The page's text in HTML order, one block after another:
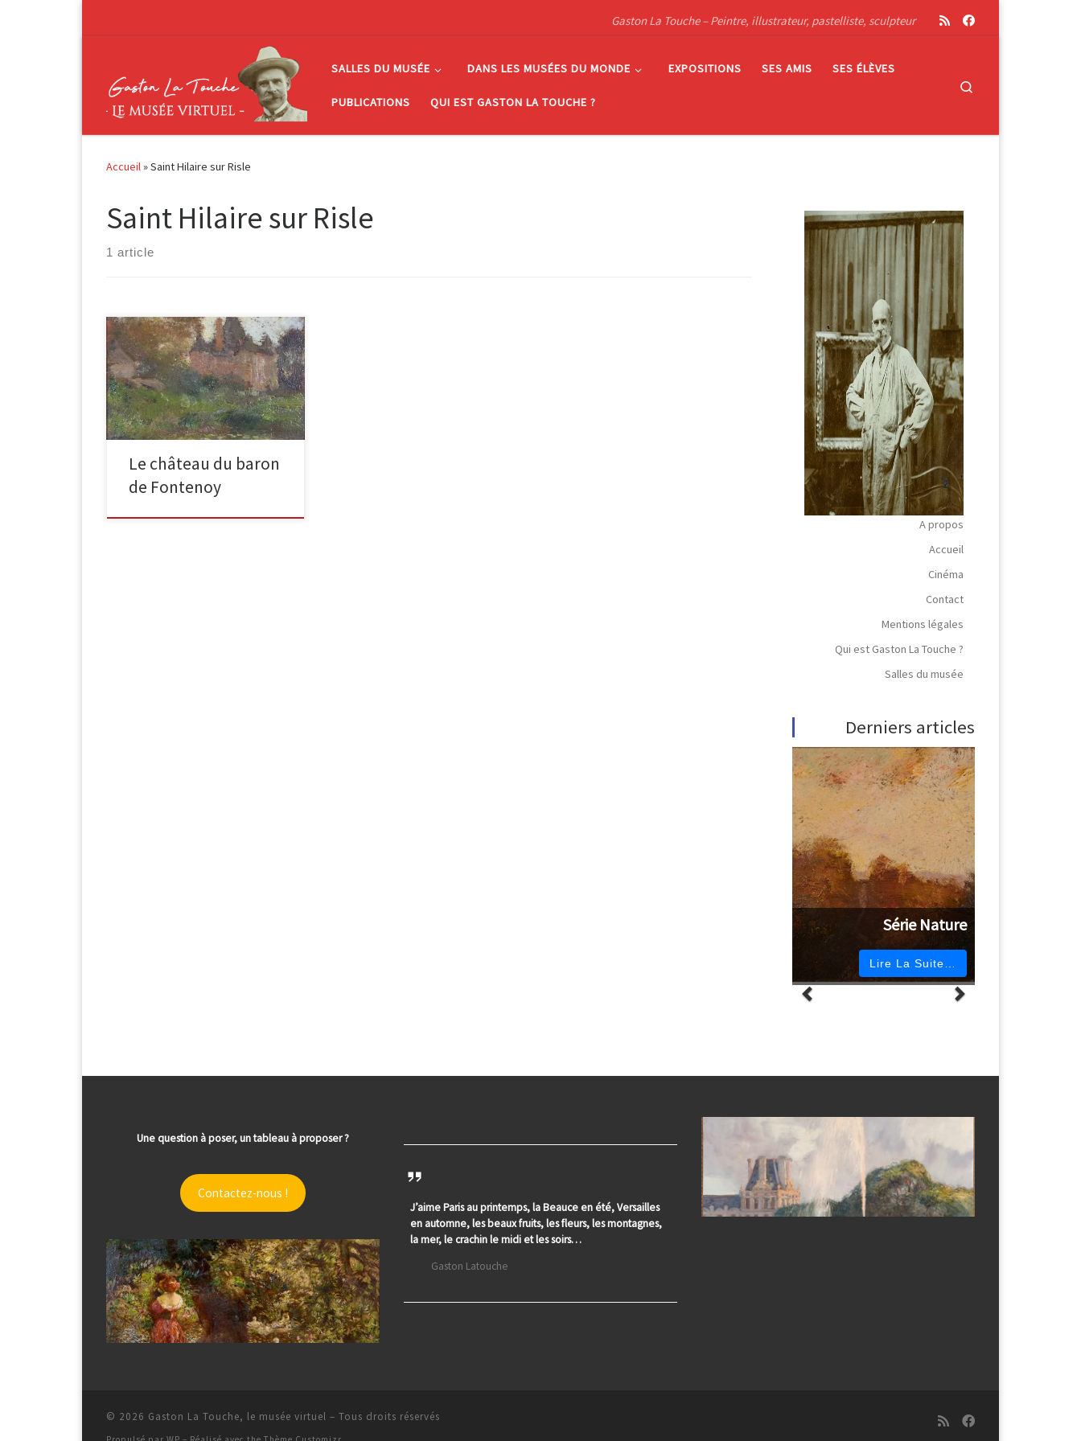
Gaston La Touche – Peintre, illustrateur, pastelliste, sculpteur
SALLES DU MUSÉE DANS LES MUSÉES DU MONDE EXPOSITIONS SES AMIS SES ÉLÈVES
PUBLICATIONS QUI EST GASTON LA TOUCHE ?
Accueil»Saint Hilaire sur Risle
Saint Hilaire sur Risle
1 article
Château du baron de Fontenoy,
étude 15cm x 15 cm, huile sur
panneau Exposition : Gaston La
Touche, Galerie des […]
Le château du baron
de Fontenoy
A propos
Accueil
Cinéma
Contact
Mentions légales
Qui est Gaston La Touche ?
Salles du musée
Derniers articles
Série Nature
Lire La Suite…
Une question à poser, un tableau à proposer ?
Contactez-nous !
J’aime Paris au printemps, la Beauce en été, Versailles
en automne, les beaux fruits, les fleurs, les montagnes,
la mer, le crachin le midi et les soirs…
Gaston Latouche
© 2026 Gaston La Touche, le musée virtuel – Tous droits réservés